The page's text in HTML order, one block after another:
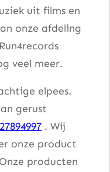
uit films en
onze afdeling
veel meer.
elpees.
gerust
. Wij
onze product
producten